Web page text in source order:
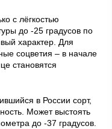
с лёгкостью
до -25 градусов по
характер. Для
соцветия – в начале
становятся
в России сорт,
Может выстоять
до -37 градусов.